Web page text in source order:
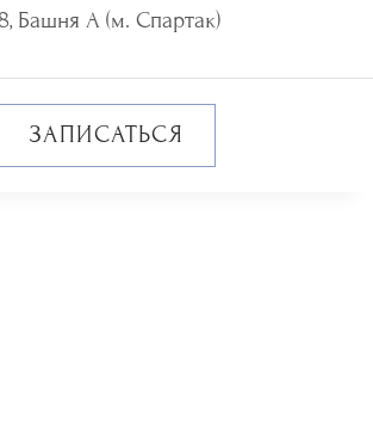
Башня А (м. Спартак)
ЗАПИСАТЬСЯ